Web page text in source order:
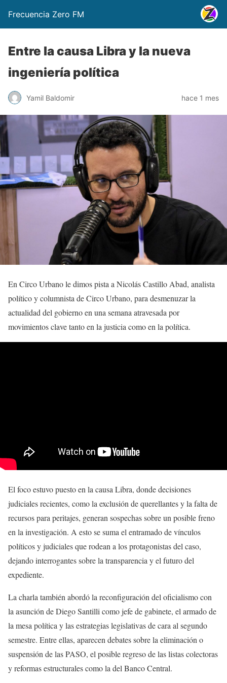
Frecuencia Zero FM
Entre la causa Libra y la nueva
ingeniería política
Yamil Baldomir hace 1 mes
En Circo Urbano le dimos pista a Nicolás Castillo Abad, analista
político y columnista de Circo Urbano, para desmenuzar la
actualidad del gobierno en una semana atravesada por
movimientos clave tanto en la justicia como en la política.
El foco estuvo puesto en la causa Libra, donde decisiones
judiciales recientes, como la exclusión de querellantes y la falta de
recursos para peritajes, generan sospechas sobre un posible freno
en la investigación. A esto se suma el entramado de vínculos
políticos y judiciales que rodean a los protagonistas del caso,
dejando interrogantes sobre la transparencia y el futuro del
expediente.
La charla también abordó la reconfiguración del oficialismo con
la asunción de Diego Santilli como jefe de gabinete, el armado de
la mesa política y las estrategias legislativas de cara al segundo
semestre. Entre ellas, aparecen debates sobre la eliminación o
suspensión de las PASO, el posible regreso de las listas colectoras
y reformas estructurales como la del Banco Central.